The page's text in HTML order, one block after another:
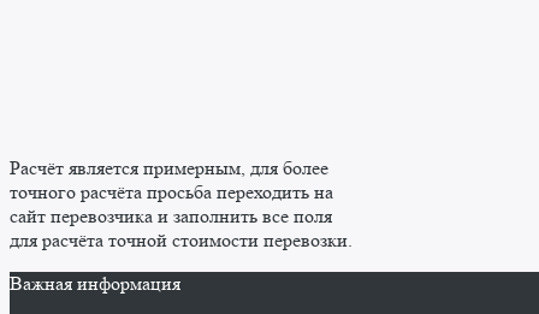
Расчёт является примерным, для более
точного расчёта просьба переходить на
сайт перевозчика и заполнить все поля
для расчёта точной стоимости перевозки.
Важная информация